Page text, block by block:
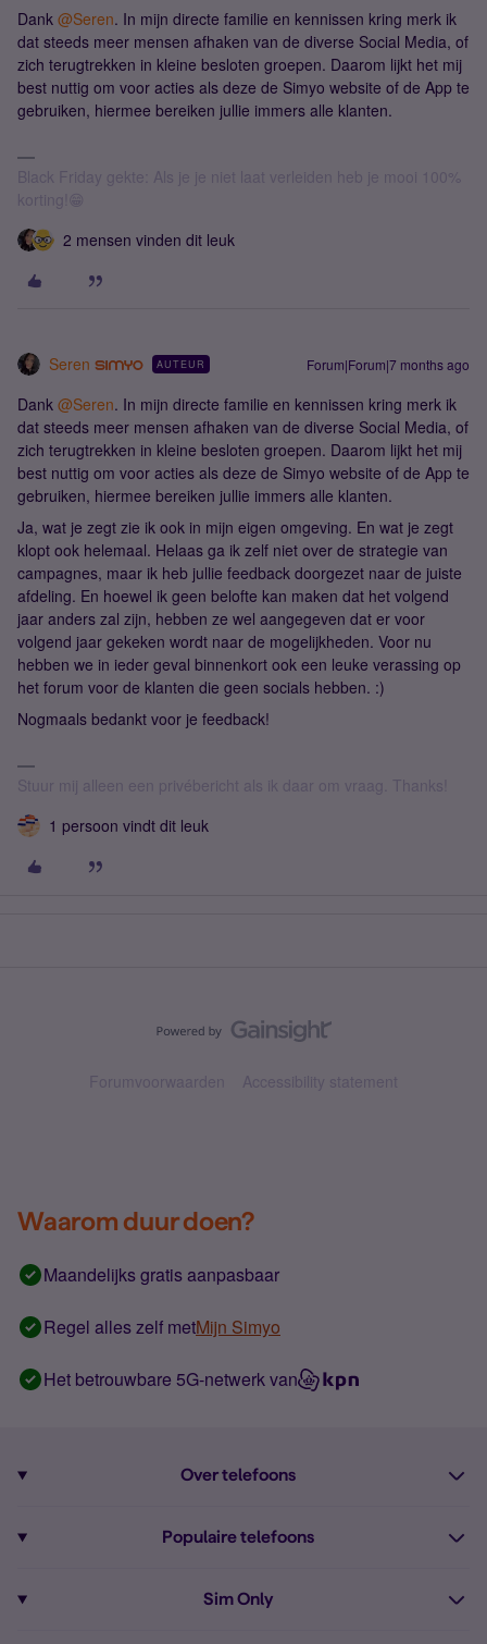
Dank ​ @Seren. In mijn directe familie en kennissen kring merk ik
dat steeds meer mensen afhaken van de diverse Social Media, of
zich terugtrekken in kleine besloten groepen. Daarom lijkt het mij
best nuttig om voor acties als deze de Simyo website of de App te
gebruiken, hiermee bereiken jullie immers alle klanten.
Black Friday gekte: Als je je niet laat verleiden heb je mooi 100%
korting!😁
2 mensen vinden dit leuk
Seren AUTEUR Forum|Forum|7 months ago
Dank ​ @Seren. In mijn directe familie en kennissen kring merk ik
dat steeds meer mensen afhaken van de diverse Social Media, of
zich terugtrekken in kleine besloten groepen. Daarom lijkt het mij
best nuttig om voor acties als deze de Simyo website of de App te
gebruiken, hiermee bereiken jullie immers alle klanten.
Ja, wat je zegt zie ik ook in mijn eigen omgeving. En wat je zegt
klopt ook helemaal. Helaas ga ik zelf niet over de strategie van
campagnes, maar ik heb jullie feedback doorgezet naar de juiste
afdeling. En hoewel ik geen belofte kan maken dat het volgend
jaar anders zal zijn, hebben ze wel aangegeven dat er voor
volgend jaar gekeken wordt naar de mogelijkheden. Voor nu
hebben we in ieder geval binnenkort ook een leuke verassing op
het forum voor de klanten die geen socials hebben. :)
Nogmaals bedankt voor je feedback!
Stuur mij alleen een privébericht als ik daar om vraag. Thanks!
1 persoon vindt dit leuk
Forumvoorwaarden Accessibility statement
Waarom duur doen?
Maandelijks gratis aanpasbaar
Regel alles zelf metMijn Simyo
Het betrouwbare 5G-netwerk van
Over telefoons
Alle telefoons
Populaire telefoons
Sim Only